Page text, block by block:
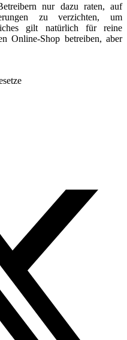
nur dazu raten, auf
zu verzichten, um
gilt natürlich für reine
Online-Shop betreiben, aber